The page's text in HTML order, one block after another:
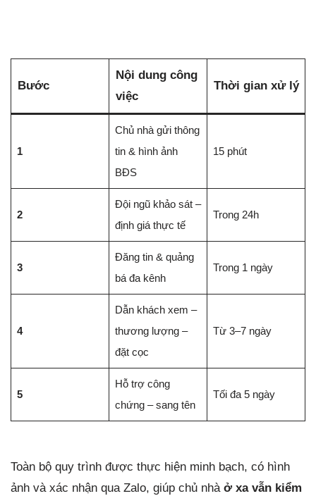
Bước
Nội dung công
việc
Thời gian xử lý
1
Chủ nhà gửi thông
tin & hình ảnh
BĐS
15 phút
2
Đội ngũ khảo sát –
định giá thực tế
Trong 24h
3
Đăng tin & quảng
bá đa kênh
Trong 1 ngày
4
Dẫn khách xem –
thương lượng –
đặt cọc
Từ 3–7 ngày
5
Hỗ trợ công
chứng – sang tên
Tối đa 5 ngày
Toàn bộ quy trình được thực hiện minh bạch, có hình
ảnh và xác nhận qua Zalo, giúp chủ nhà ở xa vẫn kiểm